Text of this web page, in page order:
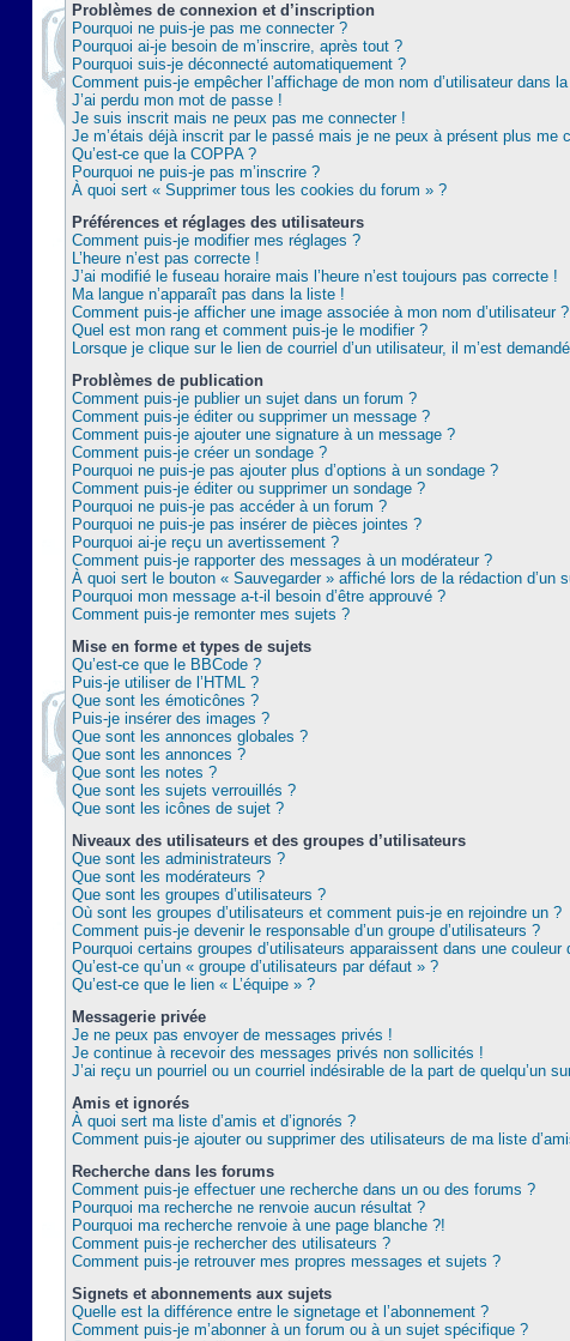
Problèmes de connexion et d’inscription
Pourquoi ne puis-je pas me connecter ?
Pourquoi ai-je besoin de m’inscrire, après tout ?
Pourquoi suis-je déconnecté automatiquement ?
Comment puis-je empêcher l’affichage de mon nom d’utilisateur dans
J’ai perdu mon mot de passe !
Je suis inscrit mais ne peux pas me connecter !
Je m’étais déjà inscrit par le passé mais je ne peux à présent plus me
Qu’est-ce que la COPPA ?
Pourquoi ne puis-je pas m’inscrire ?
À quoi sert « Supprimer tous les cookies du forum » ?
Préférences et réglages des utilisateurs
Comment puis-je modifier mes réglages ?
L’heure n’est pas correcte !
J’ai modifié le fuseau horaire mais l’heure n’est toujours pas correcte !
Ma langue n’apparaît pas dans la liste !
Comment puis-je afficher une image associée à mon nom d’utilisateur ?
Quel est mon rang et comment puis-je le modifier ?
Lorsque je clique sur le lien de courriel d’un utilisateur, il m’est
Problèmes de publication
Comment puis-je publier un sujet dans un forum ?
Comment puis-je éditer ou supprimer un message ?
Comment puis-je ajouter une signature à un message ?
Comment puis-je créer un sondage ?
Pourquoi ne puis-je pas ajouter plus d’options à un sondage ?
Comment puis-je éditer ou supprimer un sondage ?
Pourquoi ne puis-je pas accéder à un forum ?
Pourquoi ne puis-je pas insérer de pièces jointes ?
Pourquoi ai-je reçu un avertissement ?
Comment puis-je rapporter des messages à un modérateur ?
À quoi sert le bouton « Sauvegarder » affiché lors de la rédaction d’un
Pourquoi mon message a-t-il besoin d’être approuvé ?
Comment puis-je remonter mes sujets ?
Mise en forme et types de sujets
Qu’est-ce que le BBCode ?
Puis-je utiliser de l’HTML ?
Que sont les émoticônes ?
Puis-je insérer des images ?
Que sont les annonces globales ?
Que sont les annonces ?
Que sont les notes ?
Que sont les sujets verrouillés ?
Que sont les icônes de sujet ?
Niveaux des utilisateurs et des groupes d’utilisateurs
Que sont les administrateurs ?
Que sont les modérateurs ?
Que sont les groupes d’utilisateurs ?
Où sont les groupes d’utilisateurs et comment puis-je en rejoindre un ?
Comment puis-je devenir le responsable d’un groupe d’utilisateurs ?
Pourquoi certains groupes d’utilisateurs apparaissent dans une couleur
Qu’est-ce qu’un « groupe d’utilisateurs par défaut » ?
Qu’est-ce que le lien « L’équipe » ?
Messagerie privée
Je ne peux pas envoyer de messages privés !
Je continue à recevoir des messages privés non sollicités !
J’ai reçu un pourriel ou un courriel indésirable de la part de quelqu’un
Amis et ignorés
À quoi sert ma liste d’amis et d’ignorés ?
Comment puis-je ajouter ou supprimer des utilisateurs de ma liste
Recherche dans les forums
Comment puis-je effectuer une recherche dans un ou des forums ?
Pourquoi ma recherche ne renvoie aucun résultat ?
Pourquoi ma recherche renvoie à une page blanche ?!
Comment puis-je rechercher des utilisateurs ?
Comment puis-je retrouver mes propres messages et sujets ?
Signets et abonnements aux sujets
Quelle est la différence entre le signetage et l’abonnement ?
Comment puis-je m’abonner à un forum ou à un sujet spécifique ?